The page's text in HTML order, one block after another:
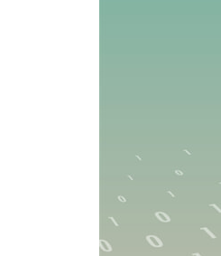
2023년 제7회 기출
2023년 제6회 기출
2022년 제5회 기출
2022년 제4회 기출
2021년 제3회 기출
2021년 제2회 기출